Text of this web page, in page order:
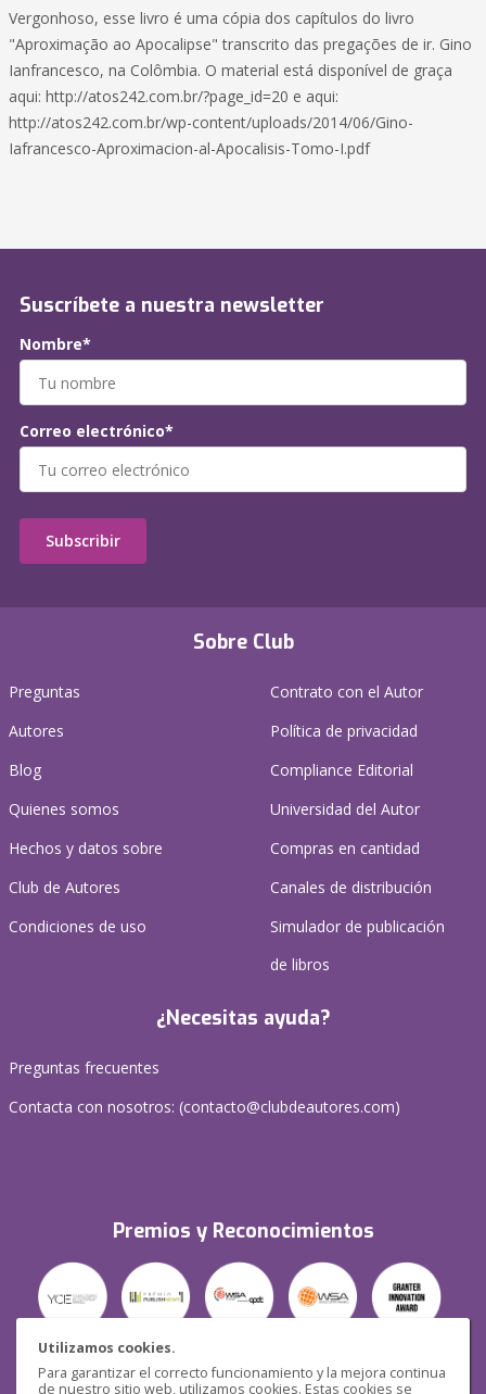
Utilizamos cookies.
Para garantizar el correcto funcionamiento y la mejora continua
de nuestro sitio web, utilizamos cookies. Estas cookies se
Vergonhoso, esse livro é uma cópia dos capítulos do livro
"Aproximação ao Apocalipse" transcrito das pregações de ir. Gino
Ianfrancesco, na Colômbia. O material está disponível de graça
aqui: http://atos242.com.br/?page_id=20 e aqui:
http://atos242.com.br/wp-content/uploads/2014/06/Gino-
Iafrancesco-Aproximacion-al-Apocalisis-Tomo-I.pdf
Sobre Club
Preguntas
Autores
Blog
Quienes somos
Hechos y datos sobre
Club de Autores
Condiciones de uso
Contrato con el Autor
Política de privacidad
Compliance Editorial
Universidad del Autor
Compras en cantidad
Canales de distribución
Simulador de publicación
de libros
¿Necesitas ayuda?
Preguntas frecuentes
Contacta con nosotros: (contacto@clubdeautores.com)
Premios y Reconocimientos
Seguridad
Suscríbete a nuestra newsletter
Nombre*
Correo electrónico*
Subscribir